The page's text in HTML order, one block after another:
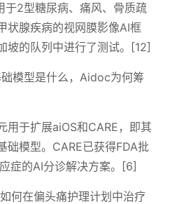
2型糖尿病、痛风、骨质疏
状腺疾病的视网膜影像AI框
坡的队列中进行了测试。[12]
模型是什么，Aidoc为何筹
用于扩展aiOS和CARE，即其
础模型。CARE已获得FDA批
症的AI分诊解决方案。[6]
何在偏头痛护理计划中治疗